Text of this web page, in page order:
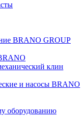
BRANO GROUP
клин
и насосы BRANO
оборудованию